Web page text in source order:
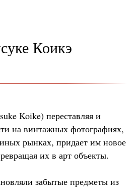
Коикэ
Koike) переставляя и
на винтажных фотографиях,
рынках, придает им новое
их в арт объекты.
забытые предметы из